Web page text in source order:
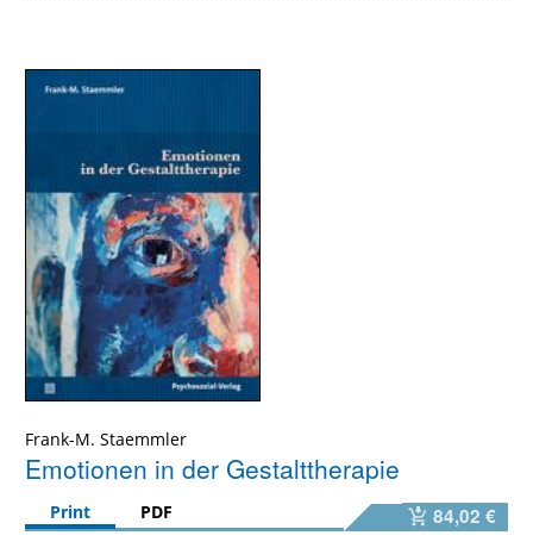
Frank-M. Staemmler
Emotionen in der Gestalttherapie
Print PDF 84,02 €